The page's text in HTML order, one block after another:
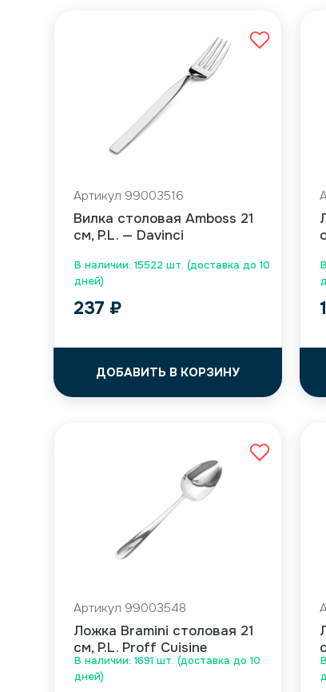
В наличии: 15522 шт. (доставка до 10
дней)
Артикул 99003516
Вилка столовая Amboss 21
см, P.L. — Davinci
237 ₽
ДОБАВИТЬ В КОРЗИНУ
В наличии: 1691 шт. (доставка до 10
дней)
Артикул 99003548
Ложка Bramini столовая 21
см, P.L. Proff Cuisine